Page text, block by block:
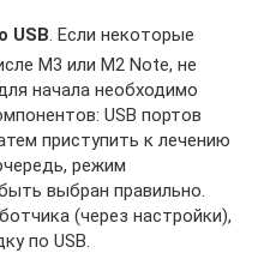
USB . Если некоторые
M3 или M2 Note, не
начала необходимо
USB портов
приступить к лечению
режим
выбран правильно.
(через настройки),
по USB.